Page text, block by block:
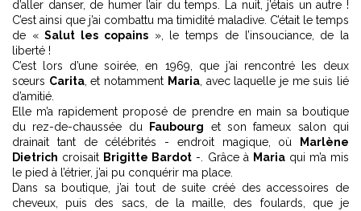
d’aller danser, de humer l’air du temps. La nuit, j’étais un autre !
C’est ainsi que j’ai combattu ma timidité maladive. C’était le temps
de «Salut les copains», le temps de l’insouciance, de la
liberté !
C’est lors d’une soirée, en 1969, que j’ai rencontré les deux
sœurs Carita, et notamment Maria, avec laquelle je me suis lié
d’amitié.
Elle m’a rapidement proposé de prendre en main sa boutique
du rez-de-chaussée du
Faubourg et son fameux salon qui
drainait tant de célébrités - endroit magique, où
Marlène
Dietrich croisait Brigitte Bardot -. Grâce à Mariaqui m’a mis
le pied à l’étrier, j’ai pu conquérir ma place.
Dans sa boutique, j’ai tout de suite créé des accessoires de
cheveux, puis des sacs, de la maille, des foulards, que je